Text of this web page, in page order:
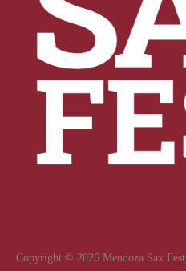
Copyright © 2026 Mendoza Sax Fest